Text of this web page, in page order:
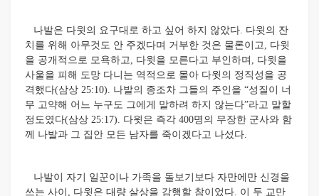
나발은 다윗의 요구대로 하고 싶어 하지 않았다. 다윗의 잔
치를 위해 아무것도 안 주겠다며 거부한 것은 물론이고, 다윗
을 공개적으로 모욕하고, 다윗을 모른다고 부인하며, 다윗을
사울을 피해 도망 다니는 역적으로 몰아 다윗의 정직성을 공
격했다(삼상 25:10). 나발의 종조차 그들의 주인을 “성질이 너
무 고약해 어느 누구도 그에게 말하려 하지 않는다”라고 말할
정도였다(삼상 25:17). 다윗은 즉각 400명의 무장한 군사와 함
께 나발과 그 집안 모든 남자를 죽이겠다고 나섰다.
나발이 자기 일꾼이나 가족을 돌보기보다 자만에만 신경을
쓰는 사이, 다윗은 대량 살상을 감행할 참이었다. 이 두 교만